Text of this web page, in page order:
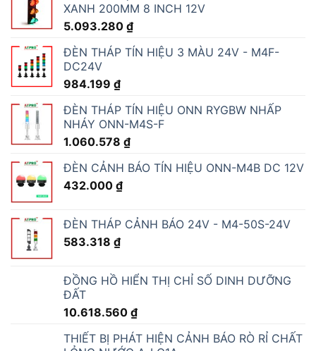
XANH 200MM 8 INCH 12V
5.093.280 ₫
ĐÈN THÁP TÍN HIỆU 3 MÀU 24V - M4F-
DC24V
984.199 ₫
ĐÈN THÁP TÍN HIỆU ONN RYGBW NHẤP
NHÁY ONN-M4S-F
1.060.578 ₫
ĐÈN CẢNH BÁO TÍN HIỆU ONN-M4B DC 12V
432.000 ₫
ĐÈN THÁP CẢNH BÁO 24V - M4-50S-24V
583.318 ₫
ĐỒNG HỒ HIỂN THỊ CHỈ SỐ DINH DƯỠNG
ĐẤT
10.618.560 ₫
THIẾT BỊ PHÁT HIỆN CẢNH BÁO RÒ RỈ CHẤT